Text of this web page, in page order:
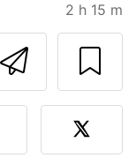
2 h 15 m
de